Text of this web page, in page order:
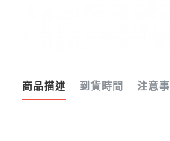
商品描述 到貨時間 注意